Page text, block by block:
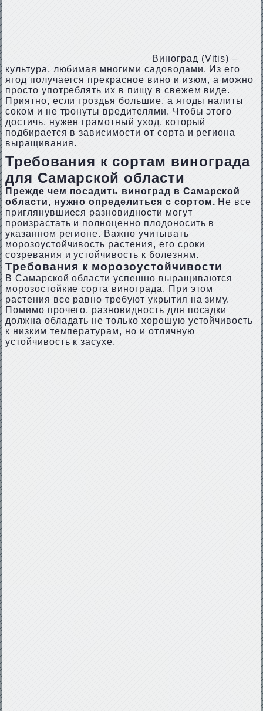
Виноград (Vitis) –
культура, любимая многими садоводами. Из его
ягод получается прекрасное вино и изюм, а можно
просто употреблять их в пищу в свежем виде.
Приятно, если гроздья большие, а ягоды налиты
соком и не тронуты вредителями. Чтобы этого
достичь, нужен грамотный уход, который
подбирается в зависимости от сорта и региона
выращивания.
Требования к сортам винограда
для Самарской области
Прежде чем посадить виноград в Самарской
области, нужно определиться с сортом. Не все
приглянувшиеся разновидности могут
произрастать и полноценно плодоносить в
указанном регионе. Важно учитывать
морозоустойчивость растения, его сроки
созревания и устойчивость к болезням.
Требования к морозоустойчивости
В Самарской области успешно выращиваются
морозостойкие сорта винограда. При этом
растения все равно требуют укрытия на зиму.
Помимо прочего, разновидность для посадки
должна обладать не только хорошую устойчивость
к низким температурам, но и отличную
устойчивость к засухе.